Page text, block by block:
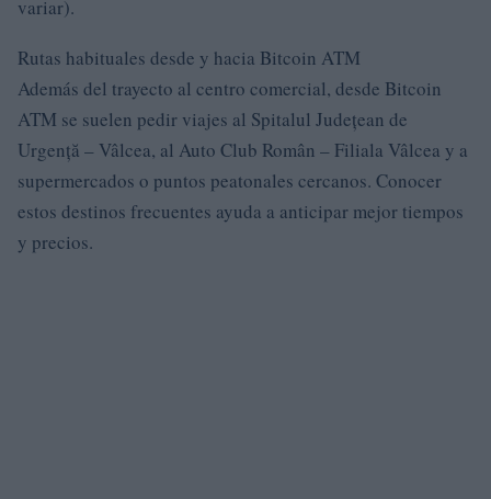
variar).
Rutas habituales desde y hacia Bitcoin ATM
Además del trayecto al centro comercial, desde Bitcoin
ATM se suelen pedir viajes al Spitalul Județean de
Urgență – Vâlcea, al Auto Club Român – Filiala Vâlcea y a
supermercados o puntos peatonales cercanos. Conocer
estos destinos frecuentes ayuda a anticipar mejor tiempos
y precios.